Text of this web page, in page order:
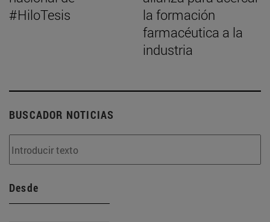
#HiloTesis
la formación
farmacéutica a la
industria
BUSCADOR NOTICIAS
Desde